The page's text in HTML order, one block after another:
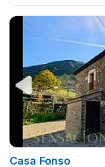
Casa Fonso